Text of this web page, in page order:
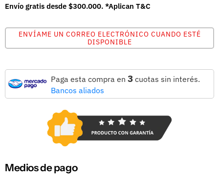
Envío gratis desde $300.000. *Aplican T&C
ENVÍAME UN CORREO ELECTRÓNICO CUANDO ESTÉ
DISPONIBLE
Paga esta compra en 3 cuotas sin interés.
Bancos aliados
Medios de pago